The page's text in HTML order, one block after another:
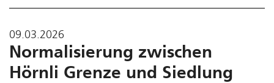
09.03.2026
Normalisierung zwischen
Hörnli Grenze und Siedlung